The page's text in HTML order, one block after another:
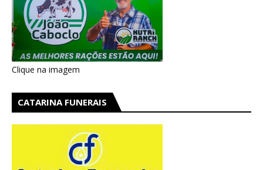
Clique na imagem
CATARINA FUNERAIS